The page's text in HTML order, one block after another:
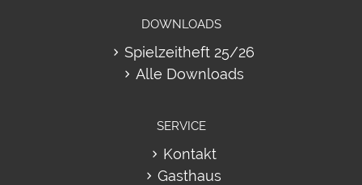
DOWNLOADS
Spielzeitheft 25/26
Alle Downloads
SERVICE
Kontakt
Gasthaus